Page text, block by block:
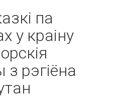
па
у краіну
рэгіёна